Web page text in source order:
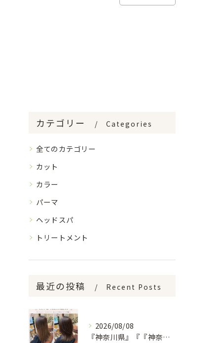
カテゴリー Categories
全てのカテゴリー
カット
カラー
パーマ
ヘッドスパ
トリートメント
最近の投稿 Recent Posts
2026/08/08
『神奈川県』『『神奈川県』『綾瀬市』『海老名市』『美容室』